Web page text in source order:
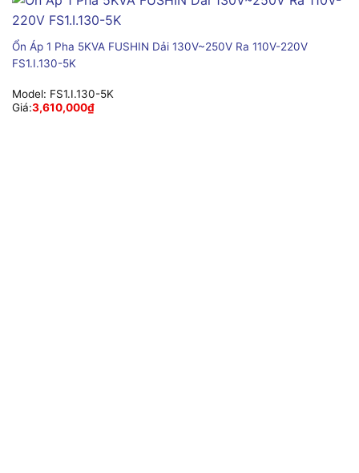
Ổn Áp 1 Pha 5KVA FUSHIN Dải 130V~250V Ra 110V-220V
FS1.I.130-5K
Model: FS1.I.130-5K
Giá:3,610,000₫